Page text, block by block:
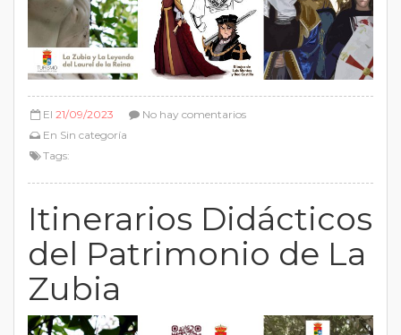
El 21/09/2023
En Sin categoría
Tags:
No hay comentarios
Itinerarios Didácticos
del Patrimonio de La
Zubia